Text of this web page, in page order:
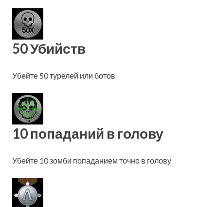
50 Убийств
Убейте 50 турелей или ботов
10 попаданий в голову
Убейте 10 зомби попаданием точно в голову